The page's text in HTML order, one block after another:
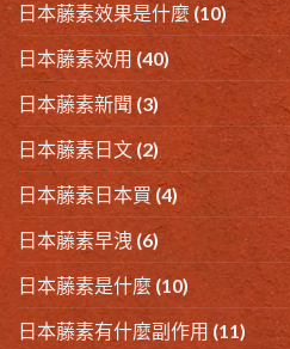
日本藤素效果是什麼 (10)
日本藤素效用 (40)
日本藤素新聞 (3)
日本藤素日文 (2)
日本藤素日本買 (4)
日本藤素早洩 (6)
日本藤素是什麼 (10)
日本藤素有什麼副作用 (11)